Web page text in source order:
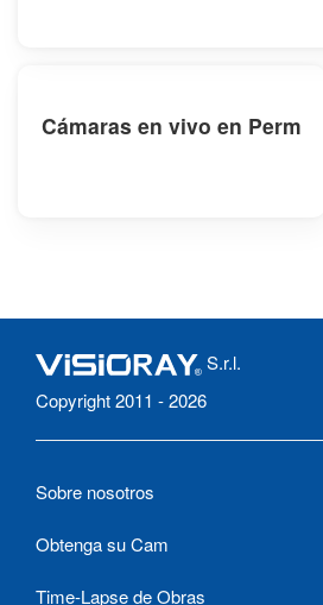
Cámaras en vivo en Perm
S.r.l.
Copyright 2011 - 2026
Sobre nosotros
Obtenga su Cam
Time-Lapse de Obras